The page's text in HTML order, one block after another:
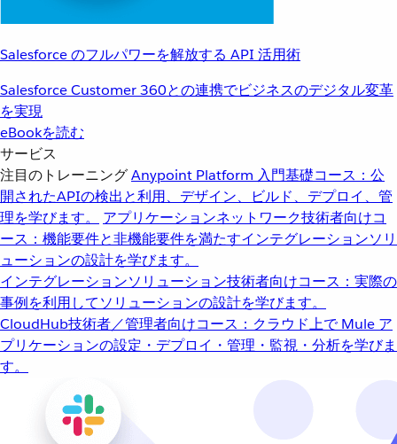
Salesforce のフルパワーを解放する API 活用術
Salesforce Customer 360との連携でビジネスのデジタル変革
を実現
eBookを読む
サービス
注目のトレーニングAnypoint Platform 入門基礎コース：公
開されたAPIの検出と利用、デザイン、ビルド、デプロイ、管
理を学びます。
アプリケーションネットワーク技術者向けコ
ース：機能要件と非機能要件を満たすインテグレーションソリ
ューションの設計を学びます。
インテグレーションソリューション技術者向けコース：実際の
事例を利用してソリューションの設計を学びます。
CloudHub技術者／管理者向けコース：クラウド上で Mule ア
プリケーションの設定・デプロイ・管理・監視・分析を学びま
す。